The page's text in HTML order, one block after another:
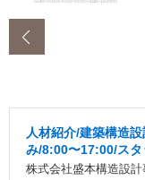
人材紹介/建築構造
み/8:00〜17:00/スタ
株式会社盛本構造設計